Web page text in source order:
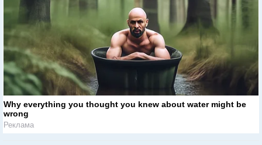
Why everything you thought you knew about water might be
wrong
Реклама